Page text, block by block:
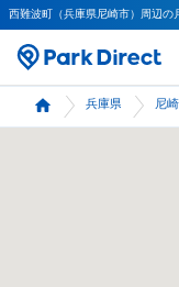
西難波町（兵庫県尼崎市）周辺の
兵庫県 尼